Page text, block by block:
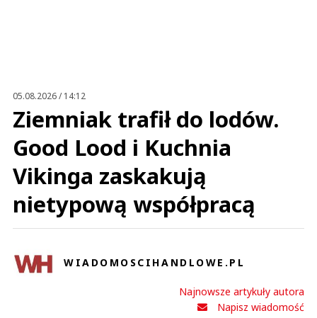
gosc
Odpowiedz
0
Nie znaleziono komentarzy
Zostaw swoje komentarze
Prześlij komentarz
05.08.2026 / 14:12
Ziemniak trafił do lodów.
Good Lood i Kuchnia
Vikinga zaskakują
nietypową współpracą
WIADOMOSCIHANDLOWE.PL
Najnowsze artykuły autora
Napisz wiadomość